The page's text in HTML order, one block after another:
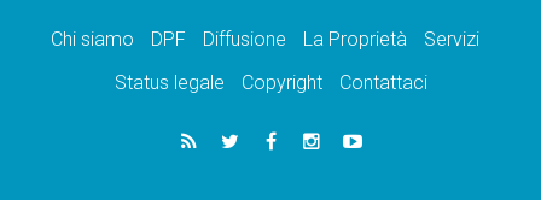
Chi siamo DPF Diffusione La Proprietà
Servizi
Status legale
Copyright Contattaci